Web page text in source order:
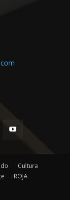
Cultura
ROJA